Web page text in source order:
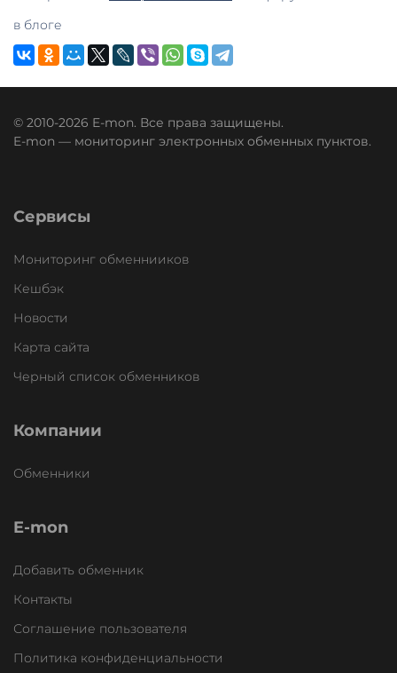
в блоге
© 2010-2026 E-mon. Все права защищены.
E-mon — мониторинг электронных обменных пунктов.
Сервисы
Мониторинг обменнииков
Кешбэк
Новости
Карта сайта
Черный список обменников
Компании
Обменники
E-mon
Добавить обменник
Контакты
Соглашение пользователя
Политика конфиденциальности